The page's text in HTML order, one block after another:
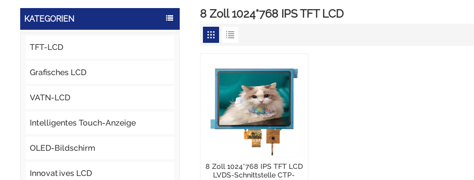
KATEGORIEN
TFT-LCD
Grafisches LCD
VATN-LCD
Intelligentes Touch-Anzeige
OLED-Bildschirm
Innovatives LCD
8 Zoll 1024*768 IPS TFT LCD
8 Zoll 1024*768 IPS TFT LCD
LVDS-Schnittstelle CTP-